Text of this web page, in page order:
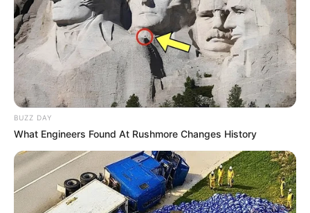
BUZZ DAY
What Engineers Found At Rushmore Changes History